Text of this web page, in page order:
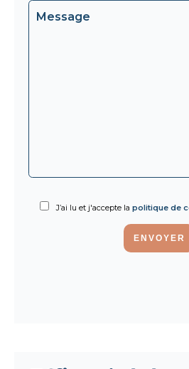
J’ai lu et j'accepte la politique de
ENVOYER